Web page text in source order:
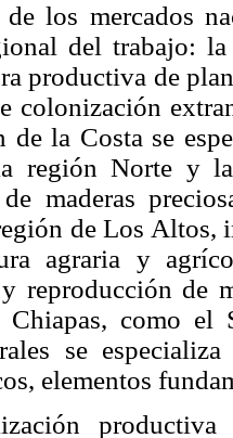
los mercados
del trabajo: la
productiva de
colonización
de la Costa se
región Norte y
maderas
de Los Altos,
agraria y
reproducción de
Chiapas, como el
se
elementos